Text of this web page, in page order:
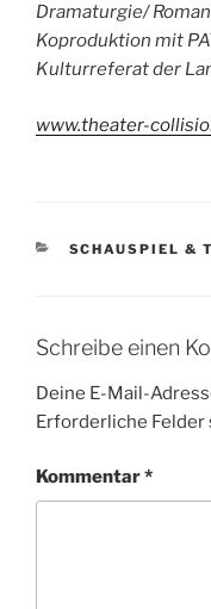
Dramaturgie/
Koproduktion mit
Kulturreferat der
www.theater-
KATEGORIEN
SCHAUSPIEL &
Schreibe einen
Deine E-Mail-
Erforderliche Felder
Kommentar*